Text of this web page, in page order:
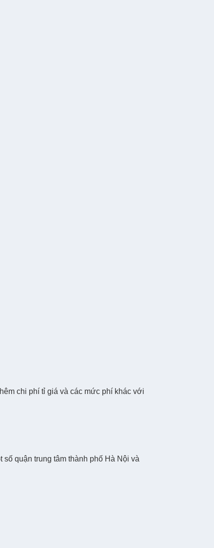
chi phí tỉ giá và các mức phí khác với
quận trung tâm thành phố Hà Nội và